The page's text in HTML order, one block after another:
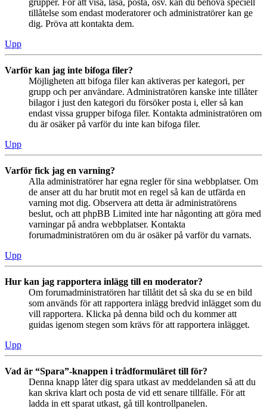
grupper. För att visa, läsa, posta, osv. kan du behöva speciell
tillåtelse som endast moderatorer och administratörer kan ge
dig. Pröva att kontakta dem.
Upp
Varför kan jag inte bifoga filer?
Möjligheten att bifoga filer kan aktiveras per kategori, per
grupp och per användare. Administratören kanske inte tillåter
bilagor i just den kategori du försöker posta i, eller så kan
endast vissa grupper bifoga filer. Kontakta administratören om
du är osäker på varför du inte kan bifoga filer.
Upp
Varför fick jag en varning?
Alla administratörer har egna regler för sina webbplatser. Om
de anser att du har brutit mot en regel så kan de utfärda en
varning mot dig. Observera att detta är administratörens
beslut, och att phpBB Limited inte har någonting att göra med
varningar på andra webbplatser. Kontakta
forumadministratören om du är osäker på varför du varnats.
Upp
Hur kan jag rapportera inlägg till en moderator?
Om forumadministratören har tillåtit det så ska du se en bild
som används för att rapportera inlägg bredvid inlägget som du
vill rapportera. Klicka på denna bild och du kommer att
guidas igenom stegen som krävs för att rapportera inlägget.
Upp
Vad är “Spara”-knappen i trådformuläret till för?
Denna knapp låter dig spara utkast av meddelanden så att du
kan skriva klart och posta de vid ett senare tillfälle. För att
ladda in ett sparat utkast, gå till kontrollpanelen.